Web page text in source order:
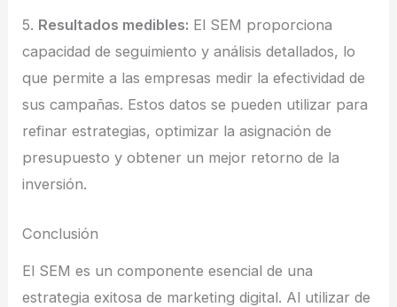
5. Resultados medibles: El SEM proporciona
capacidad de seguimiento y análisis detallados, lo
que permite a las empresas medir la efectividad de
sus campañas. Estos datos se pueden utilizar para
refinar estrategias, optimizar la asignación de
presupuesto y obtener un mejor retorno de la
inversión.
Conclusión
El SEM es un componente esencial de una
estrategia exitosa de marketing digital. Al utilizar de